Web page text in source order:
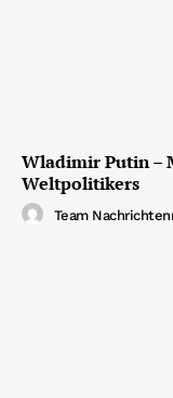
Wladimir Putin –
Weltpolitikers
Team